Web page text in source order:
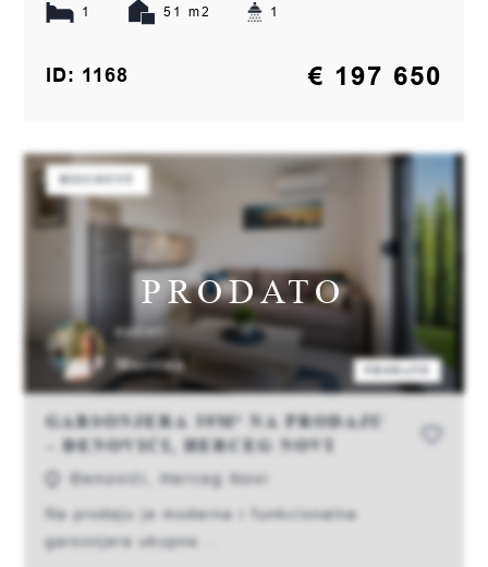
1 51 m2 1
ID: 1168 € 197 650
PRODATO
DISCOUNT
AGENT:
Martina
GARSONJERA 39M² NA PRODAJU
– ĐENOVIĆI, HERCEG NOVI
Đenovići, Herceg Novi
Na prodaju je moderna i funkcionalna
garsonjera ukupne...